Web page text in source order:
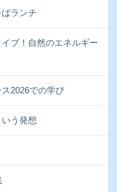
ランチ
イブ！自然のエネルギー
2026での学び
いう発想